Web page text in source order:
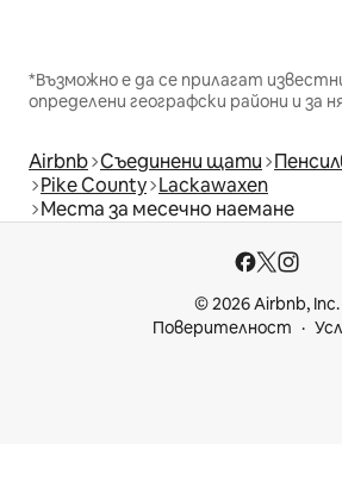
*Възможно е да се прилагат
определени географски райони и за
Airbnb Съединени щати
Pike County Lackawaxen
Места за месечно наемане
© 2026 Airbnb, Inc.
Поверителност